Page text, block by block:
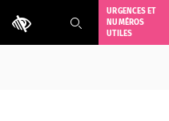
Outils d'accessibilité
URGENCES ET
NUMÉROS
UTILES